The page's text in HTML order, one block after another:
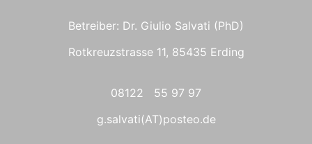
Betreiber: Dr. Giulio Salvati (PhD)
Rotkreuzstrasse 11, 85435 Erding
08122 55 97 97
g.salvati(AT)posteo.de